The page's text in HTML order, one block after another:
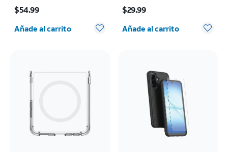
$54.99
Cantidad seleccionada: 0
Añade al carrito
Flip8
$29.99
Cantidad seleccionada: 0
Añade al carrito